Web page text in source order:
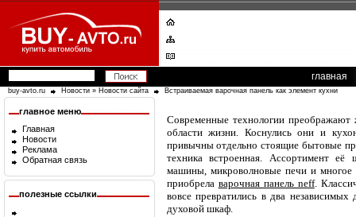
главная
buy-avto.ru Новости » Новости сайта Встраиваемая варочная панель как элемент кухни
главное меню
Главная
Новости
Реклама
Обратная связь
полезные ссылки
Современные технологии преображают
области жизни. Коснулись они и
привычны отдельно стоящие бытовые
техника встроенная. Ассортимент
машины, микроволновые печи и многое
приобрела варочная панель neff.
вовсе превратились в два
духовой шкаф.